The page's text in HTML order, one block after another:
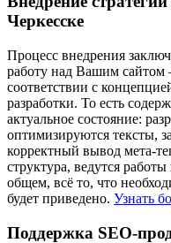
Черкесске
Процесс внедрения
работу над Вашим сайтом
соответствии с
разработки. То есть
актуальное состояние:
оптимизируются тексты,
корректный вывод мета-
структура, ведутся
общем, всё то, что
будет приведено. Узнать
Поддержка SEO-